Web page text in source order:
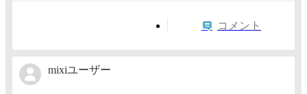
コメント
mixiユーザー